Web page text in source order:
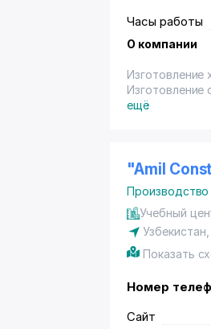
Часы работы
О компании
Изготовление
Изготовление
ещё
"Amil
Учебный
Узбекистан,
Показать
Номер
Сайт